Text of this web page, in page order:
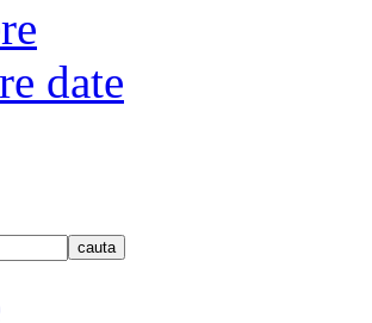
date